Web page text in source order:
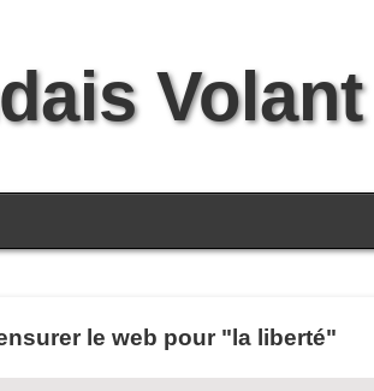
Volant
le web pour "la liberté"